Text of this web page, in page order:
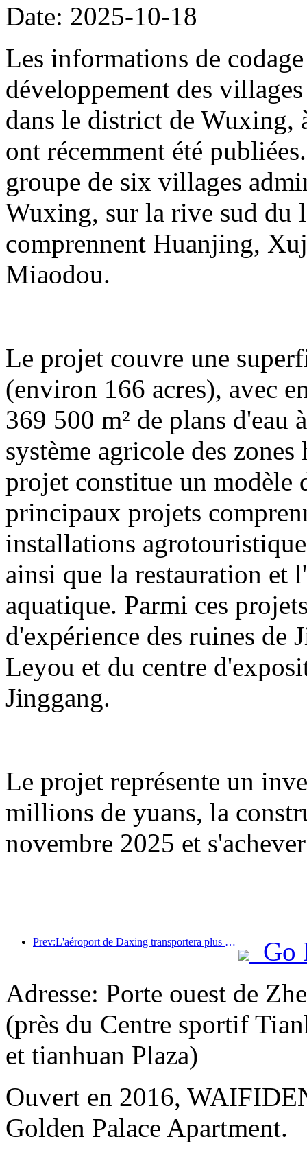
Date: 2025-10-18
Les informations de
développement des
dans le district de Wuxing,
ont récemment été
groupe de six villages
Wuxing, sur la rive sud du
comprennent Huanjing,
Miaodou.
Le projet couvre une
(environ 166 acres), avec
369 500 m² de plans d'eau
système agricole des
projet constitue un modèle
principaux projets
installations
ainsi que la restauration et
aquatique. Parmi ces
d'expérience des ruines de
Leyou et du centre
Jinggang.
Le projet représente un
millions de yuans, la
novembre 2025 et
Prev:L'aéroport de Daxing transportera plus de 1,3 million de passagers pendant les vacances de la « Fête nationale » en 2025
Go
Adresse: Porte ouest de
(près du Centre sportif
et tianhuan Plaza)
Ouvert en 2016,
Golden Palace Apartment.